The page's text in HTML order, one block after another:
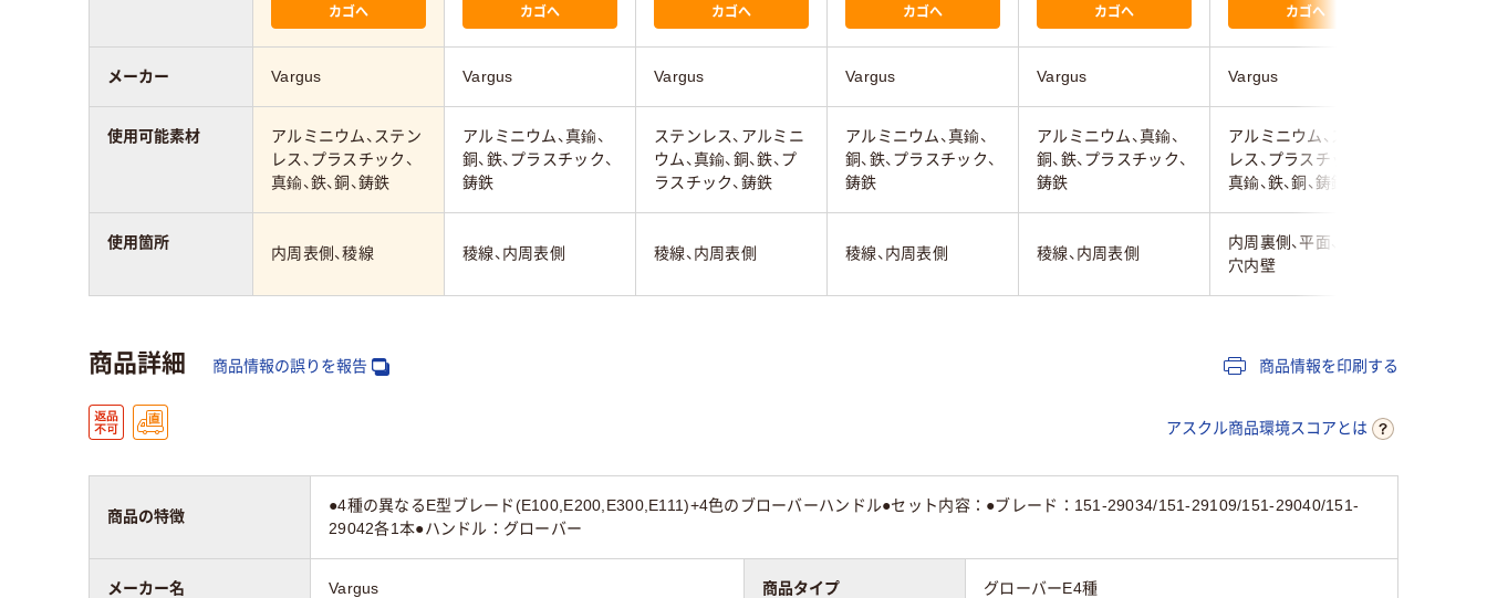
カゴへ カゴへ カゴへ カゴへ カゴへ カゴへ
Vargus Vargus Vargus Vargus Vargus Vargus
アルミニウム、ステン
レス、プラスチック、
真鍮、鉄、銅、鋳鉄
アルミニウム、真鍮、
銅、鉄、プラスチック、
鋳鉄
ステンレス、アルミニ
ウム、真鍮、銅、鉄、プ
ラスチック、鋳鉄
アルミニウム、真鍮、
銅、鉄、プラスチック、
鋳鉄
アルミニウム、真鍮、
銅、鉄、プラスチック、
鋳鉄
アルミニウム、ステン
レス、プラスチック、
真鍮、鉄、銅、鋳鉄
内周表側、稜線 稜線、内周表側 稜線、内周表側 稜線、内周表側 稜線、内周表側
内周裏側、平面、稜線、
穴内壁
メーカー
使用可能素材
使用箇所
商品詳細 商品情報の誤りを報告 商品情報を印刷する
アスクル商品環境スコアとは
商品の特徴
●4種の異なるE型ブレード(E100,E200,E300,E111)+4色のブローバーハンドル●セット内容：●ブレード：151-29034/151-29109/151-29040/151-
29042各1本●ハンドル：グローバー
メーカー名 Vargus 商品タイプ グローバーE4種